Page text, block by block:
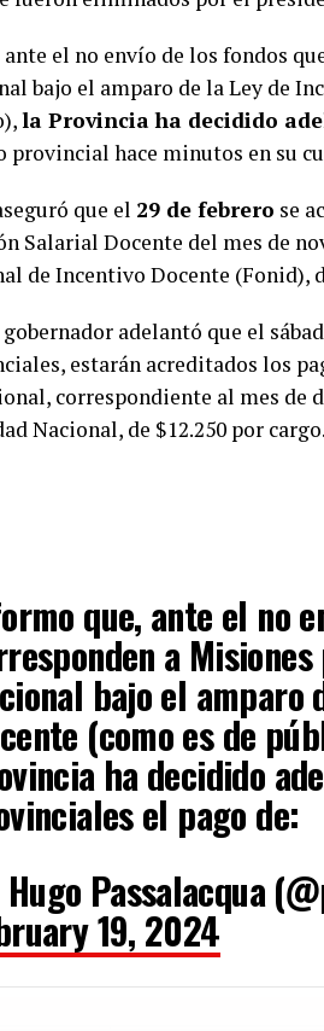
el no envío de los fondos
bajo el amparo de la Ley de
la Provincia ha decidido
provincial hace minutos en su
que el 29 de febrero se
Salarial Docente del mes de
de Incentivo Docente (Fonid),
adelantó que el
estarán acreditados los
correspondiente al mes de
Nacional, de $12.250 por cargo.
que, ante el no
a
bajo el amparo
(como es de
ha decidido
el pago de:
Passalacqua
19, 2024